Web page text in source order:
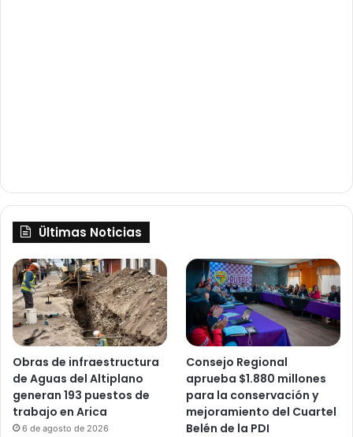
Ültimas Noticias
Obras de infraestructura
de Aguas del Altiplano
generan 193 puestos de
trabajo en Arica
6 de agosto de 2026
Consejo Regional
aprueba $1.880 millones
para la conservación y
mejoramiento del Cuartel
Belén de la PDI